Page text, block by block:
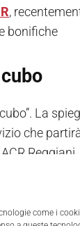
come i
,
bonifiche
La
che